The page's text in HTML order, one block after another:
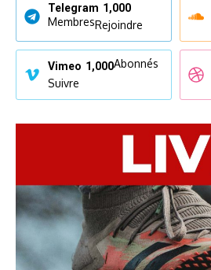
Telegram 1,000
MembresRejoindre
Vimeo 1,000Abonnés
Suivre